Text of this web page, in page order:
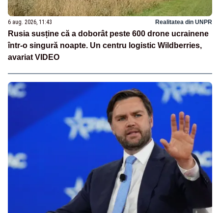
6 aug. 2026, 11:43 Realitatea din UNPR
Rusia susține că a doborât peste 600 drone ucrainene
într-o singură noapte. Un centru logistic Wildberries,
avariat VIDEO